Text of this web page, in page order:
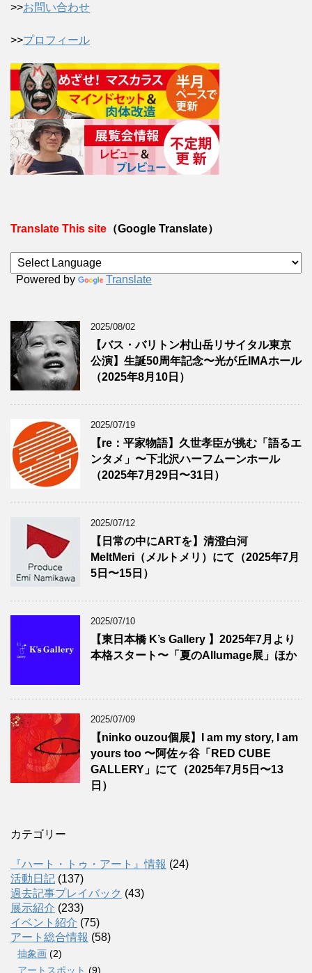
>>お問い合わせ
>>プロフィール
Translate This site （Google Translate）
Powered by Translate
2025/08/02
【バス・バリトン村山岳リサイタル東京
公演】生誕50周年記念〜光が丘IMAホール
（2025年8月10日）
2025/07/19
【re：平家物語】久世孝臣が挑む「語るエ
ンタメ」〜下北沢ハーフムーンホール
（2025年7月29日〜31日）
2025/07/12
【日常の中にARTを】清澄白河
MeltMeri（メルトメリ）にて（2025年7月
5日〜15日）
2025/07/10
【東日本橋 K’s Gallery 】2025年7月より
本格スタート〜「夏のAllumage展」ほか
2025/07/09
【ninko ouzou個展】I am my story, I am
yours too 〜阿佐ヶ谷「RED CUBE
GALLERY」にて（2025年7月5日〜13
日）
カテゴリー
『ハート・トゥ・アート』情報 (24)
活動日記 (137)
過去記事プレイバック (43)
展示紹介 (233)
イベント紹介 (75)
アート総合情報 (58)
抽象画 (2)
アートスポット (9)